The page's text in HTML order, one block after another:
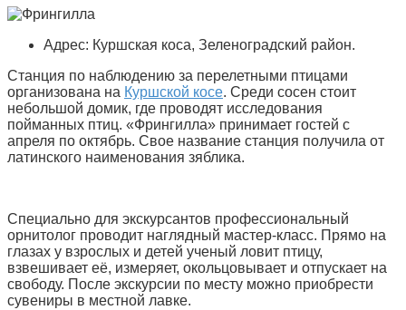
Адрес: Куршская коса, Зеленоградский район.
Станция по наблюдению за перелетными птицами
организована на Куршской косе. Среди сосен стоит
небольшой домик, где проводят исследования
пойманных птиц. «Фрингилла» принимает гостей с
апреля по октябрь. Свое название станция получила от
латинского наименования зяблика.
Специально для экскурсантов профессиональный
орнитолог проводит наглядный мастер-класс. Прямо на
глазах у взрослых и детей ученый ловит птицу,
взвешивает её, измеряет, окольцовывает и отпускает на
свободу. После экскурсии по месту можно приобрести
сувениры в местной лавке.